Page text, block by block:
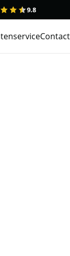
3 4 5 9.8
Contact